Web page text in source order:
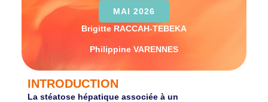
MAI 2026
Brigitte RACCAH-TEBEKA
Philippine VARENNES
INTRODUCTION
La stéatose hépatique associée à un